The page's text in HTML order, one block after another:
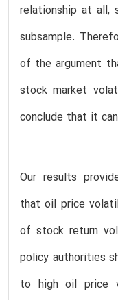
relationship at all,
subsample.
of the argument
stock market
conclude that it
Our results
that oil price
of stock return
policy authorities
to high oil price